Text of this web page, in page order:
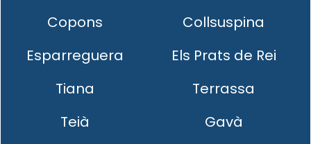
Copons
Collsuspina
Esparreguera
Els Prats de Rei
Tiana
Terrassa
Teià
Gavà